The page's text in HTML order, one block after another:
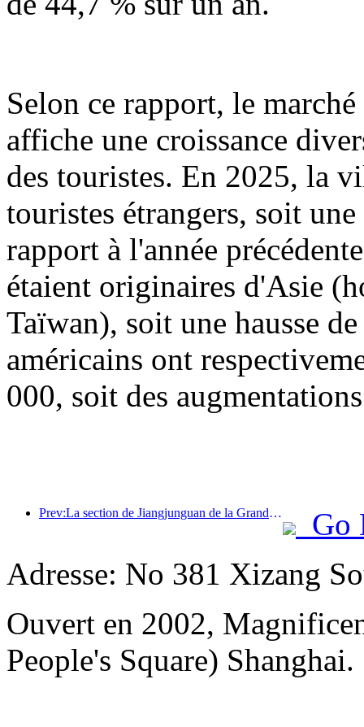
Selon ce rapport, le
affiche une croissance
des touristes. En 2025, la
touristes étrangers, soit
rapport à l'année
étaient originaires d'Asie
Taïwan), soit une hausse
américains ont
000, soit des
Prev:La section de Jiangjunguan de la Grande Muraille, située dans le district de Pinggu à Pékin, devrait ouvrir au public dès la fin de l'année 2026.
Go
Adresse: No 381 Xizang
Ouvert en 2002,
People's Square) Shanghai.